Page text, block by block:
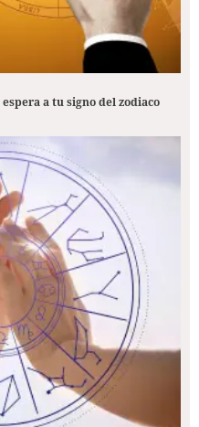
a tu signo del zodiaco